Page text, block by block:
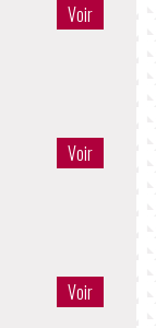
Voir
Voir
Voir